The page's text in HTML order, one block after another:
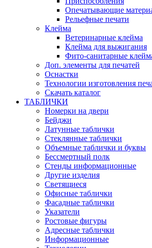
Опечатывающие
Рельефные печати
Клейма
Ветеринарные клейма
Клейма для выжигания
Фито-санитарные
Доп. элементы для печатей
Оснастки
Технологии изготовления
Скачать каталог
ТАБЛИЧКИ
Номерки на двери
Бейджи
Латунные таблички
Стеклянные таблички
Объемные таблички и буквы
Бессмертный полк
Стенды информационные
Другие изделия
Светящиеся
Офисные таблички
Фасадные таблички
Указатели
Ростовые фигуры
Адресные таблички
Информационные